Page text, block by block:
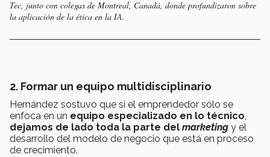
Tec, junto con colegas de Montreal, Canadá, donde profundizaron sobre
la aplicación de la ética en la IA.
2. Formar un equipo multidisciplinario
Hernández sostuvo que si el emprendedor sólo se
enfoca en un equipo especializado en lo técnico,
dejamos de lado toda la parte del marketing y el
desarrollo del modelo de negocio que está en proceso
de crecimiento.